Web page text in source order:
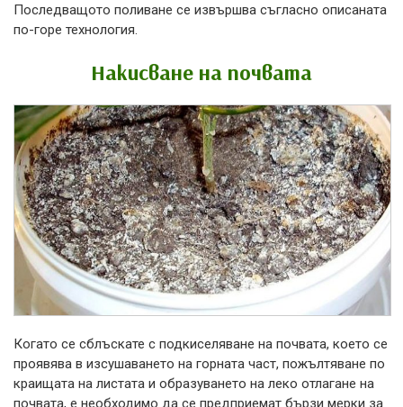
Последващото поливане се извършва съгласно описаната
по-горе технология.
Накисване на почвата
Когато се сблъскате с подкиселяване на почвата, което се
проявява в изсушаването на горната част, пожълтяване по
краищата на листата и образуването на леко отлагане на
почвата, е необходимо да се предприемат бързи мерки за